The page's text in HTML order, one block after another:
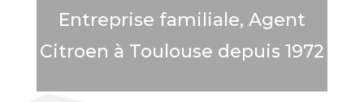
Entreprise familiale, Agent
Citroen à Toulouse depuis 1972